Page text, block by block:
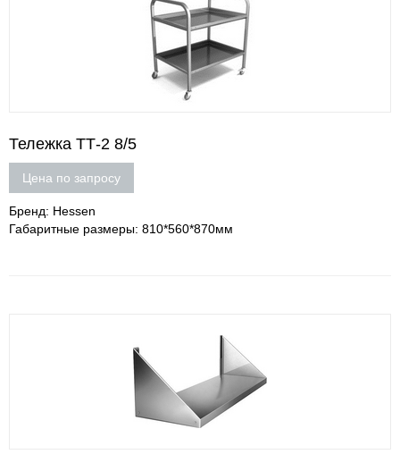
Тележка ТТ-2 8/5
Цена по запросу
Бренд: Hessen
Габаритные размеры: 810*560*870мм